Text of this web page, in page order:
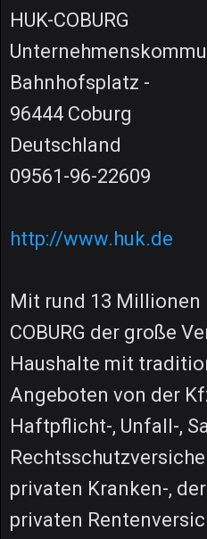
HUK-COBURG
Bahnhofsplatz -
96444 Coburg
Deutschland
09561-96-22609
http://www.huk.de
Mit rund 13 Millionen
COBURG der große
Haushalte mit
Angeboten von der
Haftpflicht-, Unfall-,
privaten Kranken-,
privaten